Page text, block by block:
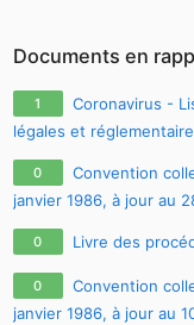
Documents en
1
Coronavirus -
légales et
covid-19 / sars-cov-2
0
Convention
janvier 1986, à jour au
0 Livre des
0
Convention
janvier 1986, à jour au